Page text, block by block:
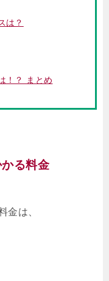
は？
！？ まとめ
かる料金
金は、